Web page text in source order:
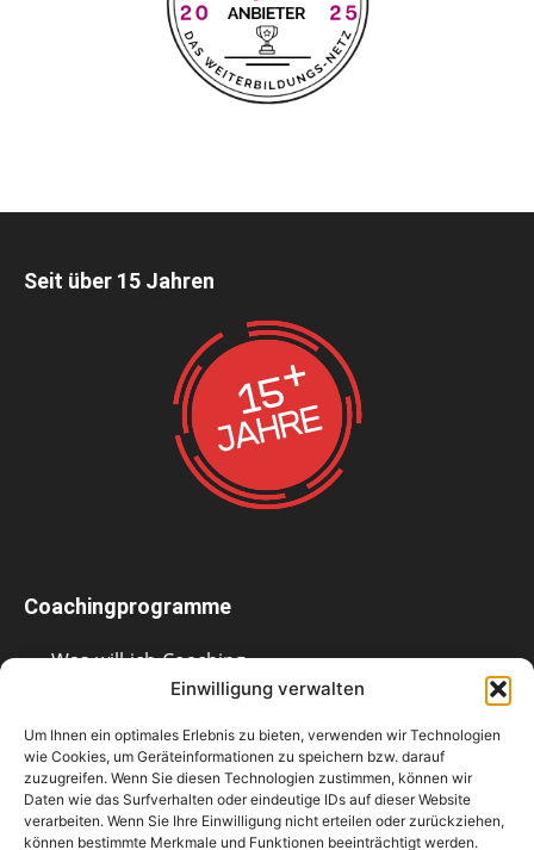
Einwilligung verwalten
Um Ihnen ein optimales Erlebnis zu bieten, verwenden wir Technologien
wie Cookies, um Geräteinformationen zu speichern bzw. darauf
zuzugreifen. Wenn Sie diesen Technologien zustimmen, können wir
Daten wie das Surfverhalten oder eindeutige IDs auf dieser Website
verarbeiten. Wenn Sie Ihre Einwilligung nicht erteilen oder zurückziehen,
können bestimmte Merkmale und Funktionen beeinträchtigt werden.
Seit über 15 Jahren
Coachingprogramme
Was-will-ich-Coaching
Bewerbungs-1×1
Bewerbungsunterlagen-Check
Telefoncoaching